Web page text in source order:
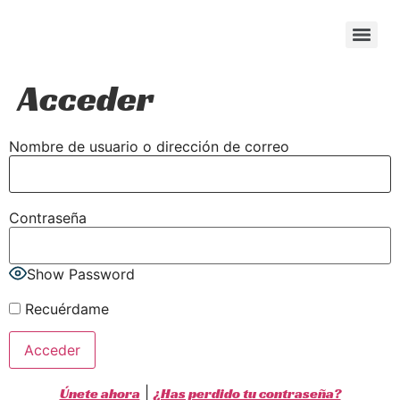
Acceder
Nombre de usuario o dirección de correo
Contraseña
Show Password
Recuérdame
Únete ahora| ¿Has perdido tu contraseña?